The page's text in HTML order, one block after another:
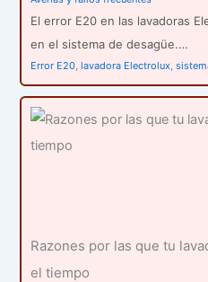
El error E20 en las lavadoras
en el sistema de desagüe.…
Error E20 ,lavadora Electrolux ,
Razones por las que tu
el tiempo